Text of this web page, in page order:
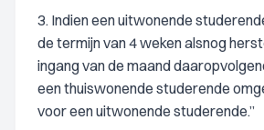
3. Indien een uitwonende
de termijn van 4 weken alsnog
ingang van de maand
een thuiswonende studerende
voor een uitwonende studerende.”